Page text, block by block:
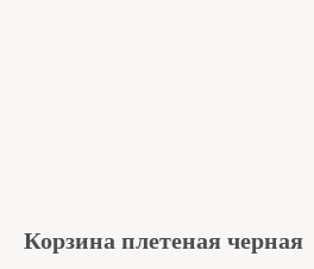
Корзина плетеная черная